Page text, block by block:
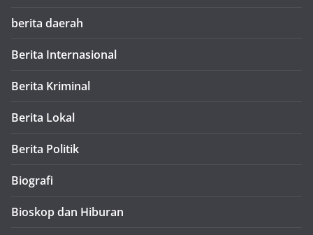
berita daerah
Berita Internasional
Berita Kriminal
Berita Lokal
Berita Politik
Biografi
Bioskop dan Hiburan